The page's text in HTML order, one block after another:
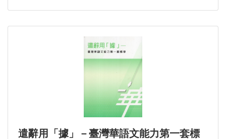
遣辭用「據」－臺灣華語文能力第一套標